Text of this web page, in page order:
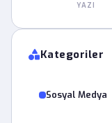
YAZI
Kategoriler
Sosyal Medya